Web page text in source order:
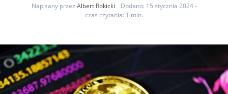
Napisany przez Albert Rokicki Dodano: 15 stycznia 2024 -
czas czytania: 1 min.